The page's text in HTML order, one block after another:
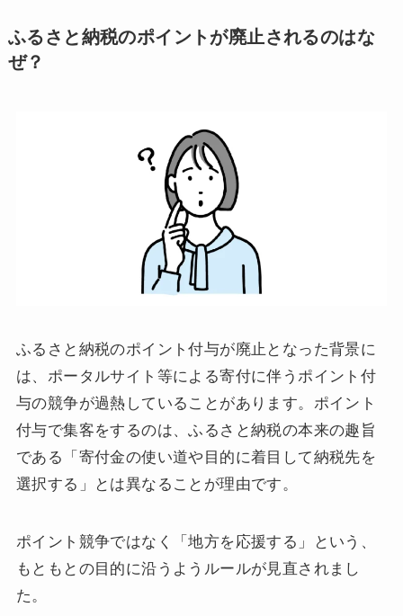
ふるさと納税のポイントが廃止されるのはな
ぜ？
ふるさと納税のポイント付与が廃止となった背景に
は、ポータルサイト等による寄付に伴うポイント付
与の競争が過熱していることがあります。ポイント
付与で集客をするのは、ふるさと納税の本来の趣旨
である「寄付金の使い道や目的に着目して納税先を
選択する」とは異なることが理由です。
ポイント競争ではなく「地方を応援する」という、
もともとの目的に沿うようルールが見直されまし
た。